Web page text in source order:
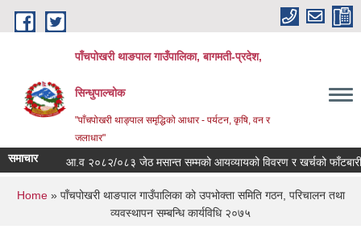
Skip to main content
पाँचपोखरी थाङपाल गाउँपालिका, बागमती-प्रदेश,
सिन्धुपाल्चोक
"पाँचपोखरी थाङ्पाल समृद्धिको आधार - पर्यटन, कृषि, वन र
जलाधार"
समाचार आ.व २०८२/०८३ जेठ मसान्त सम्मको आयव्यायको विवरण र खर्चको फाँटबारी ।
You are here
Home» पाँचपोखरी थाङपाल गाउँपालिका को उपभोक्ता समिति गठन, परिचालन तथा
व्यवस्थापन सम्बन्धि कार्यविधि २०७५